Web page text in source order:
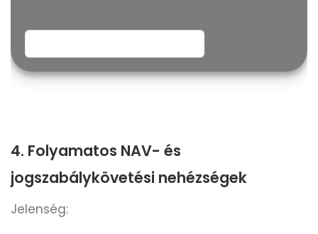
4. Folyamatos NAV- és
jogszabálykövetési nehézségek
Jelenség: